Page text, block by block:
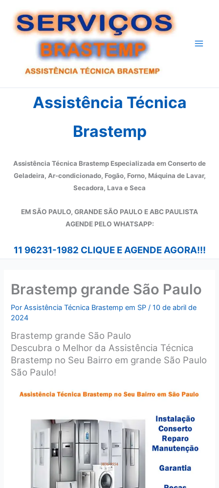
para
Assistência Técnica
Brastemp
Assistência Técnica Brastemp Especializada em Conserto de
Geladeira, Ar-condicionado, Fogão, Forno, Máquina de Lavar,
Secadora, Lava e Seca
EM SÃO PAULO, GRANDE SÃO PAULO E ABC PAULISTA
AGENDE PELO WHATSAPP:
11 96231-1982 CLIQUE E AGENDE AGORA!!!
Brastemp grande São Paulo
PorAssistência Técnica Brastemp em SP /10 de abril de
2024
Brastemp grande São Paulo
Descubra o Melhor da Assistência Técnica
Brastemp no Seu Bairro em grande São Paulo
São Paulo!